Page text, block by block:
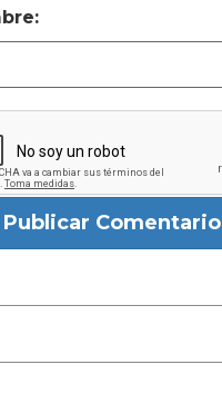
Publicar Comentario